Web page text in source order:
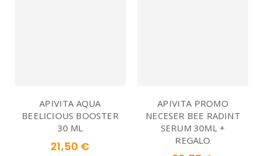
APIVITA AQUA
BEELICIOUS BOOSTER
30 ML
21,50 €
APIVITA PROMO
NECESER BEE RADINT
SERUM 30ML +
REGALO